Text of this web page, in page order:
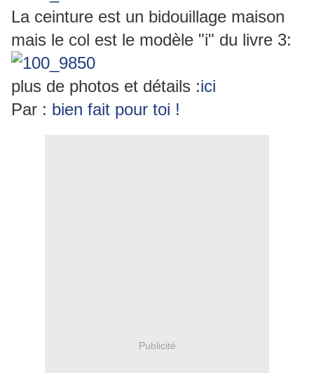
La ceinture est un bidouillage maison
mais le col est le modèle "i" du livre 3:
plus de photos et détails :ici
Par : bien fait pour toi !
Publicité